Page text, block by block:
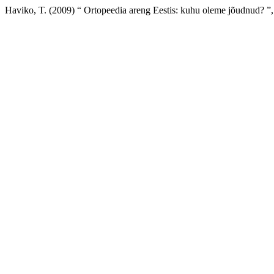
Haviko, T. (2009) “ Ortopeedia areng Eestis: kuhu oleme jõudnud?